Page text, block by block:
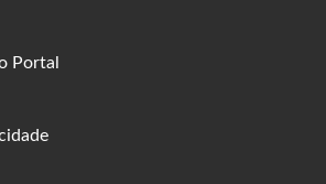
Portal